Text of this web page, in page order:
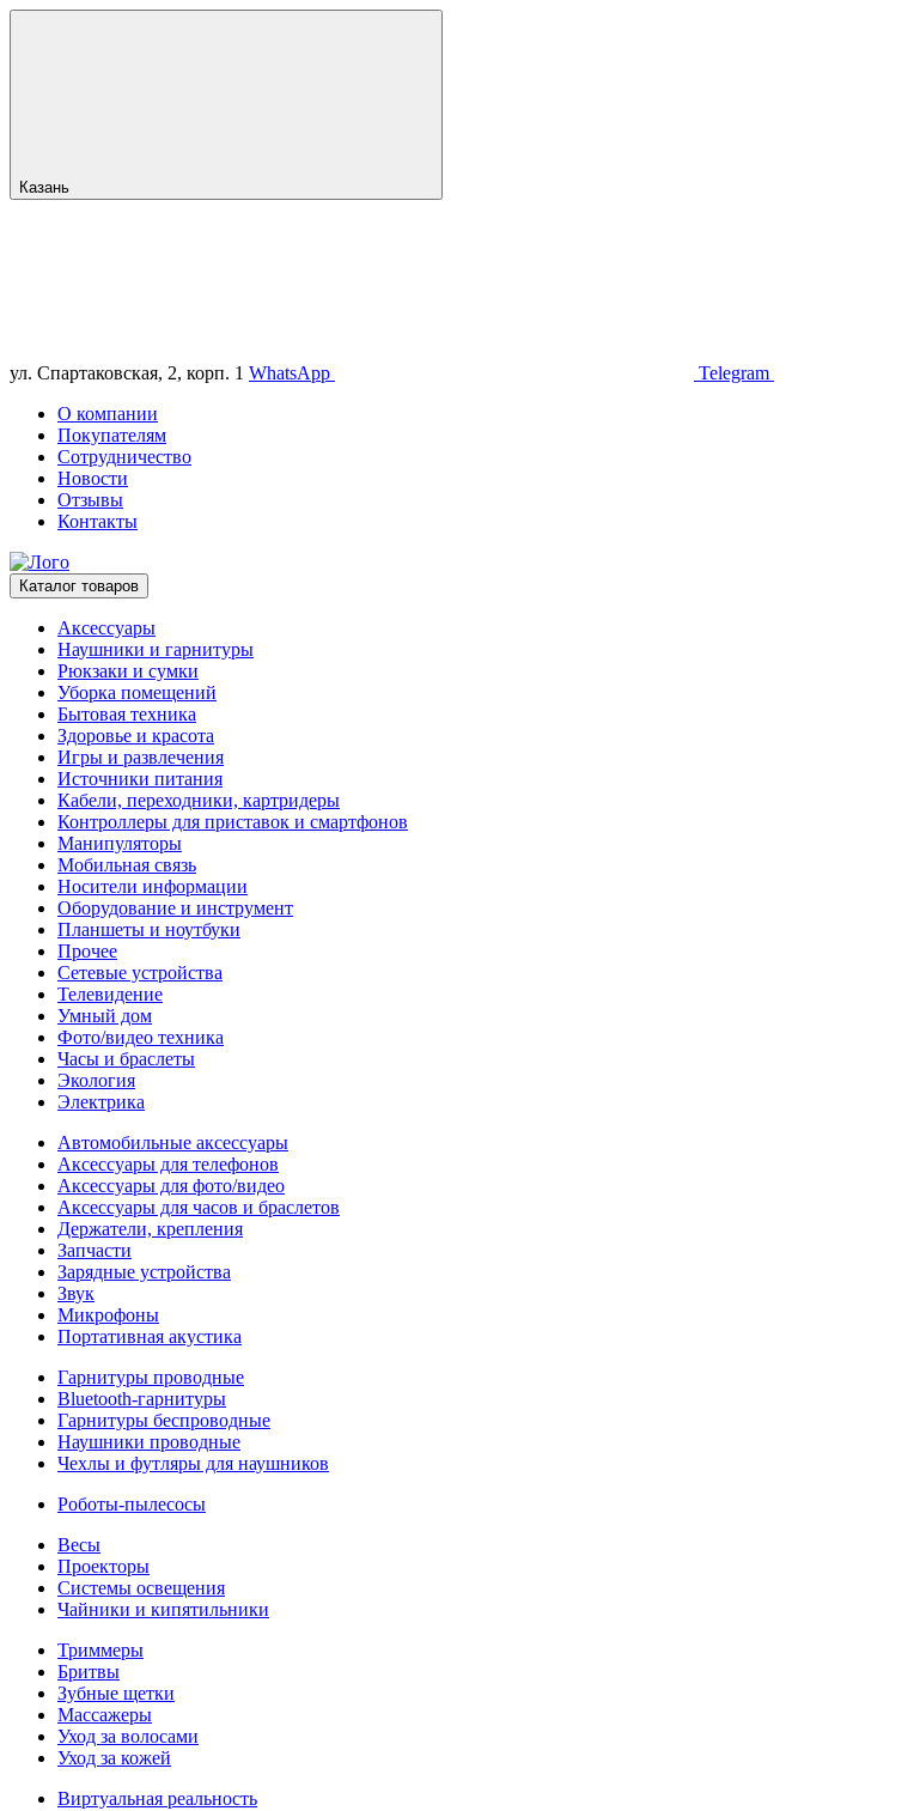
Казань
ул. Спартаковская, 2, корп. 1 WhatsApp Telegram
О компании
Покупателям
Сотрудничество
Новости
Отзывы
Контакты
Каталог товаров
Аксессуары
Наушники и гарнитуры
Рюкзаки и сумки
Уборка помещений
Бытовая техника
Здоровье и красота
Игры и развлечения
Источники питания
Кабели, переходники, картридеры
Контроллеры для приставок и смартфонов
Манипуляторы
Мобильная связь
Носители информации
Оборудование и инструмент
Планшеты и ноутбуки
Прочее
Сетевые устройства
Телевидение
Умный дом
Фото/видео техника
Часы и браслеты
Экология
Электрика
Автомобильные аксессуары
Аксессуары для телефонов
Аксессуары для фото/видео
Аксессуары для часов и браслетов
Держатели, крепления
Запчасти
Зарядные устройства
Звук
Микрофоны
Портативная акустика
Гарнитуры проводные
Bluetooth-гарнитуры
Гарнитуры беспроводные
Наушники проводные
Чехлы и футляры для наушников
Роботы-пылесосы
Весы
Проекторы
Системы освещения
Чайники и кипятильники
Триммеры
Бритвы
Зубные щетки
Массажеры
Уход за волосами
Уход за кожей
Виртуальная реальность